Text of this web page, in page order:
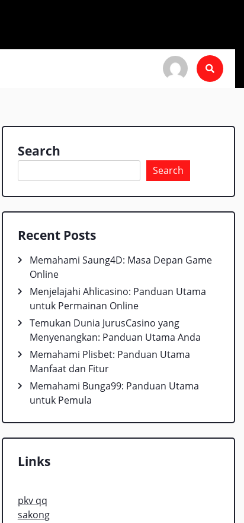
Search
Search
Recent Posts
Memahami Saung4D: Masa Depan Game
Online
Menjelajahi Ahlicasino: Panduan Utama
untuk Permainan Online
Temukan Dunia JurusCasino yang
Menyenangkan: Panduan Utama Anda
Memahami Plisbet: Panduan Utama
Manfaat dan Fitur
Memahami Bunga99: Panduan Utama
untuk Pemula
Links
pkv qq
sakong